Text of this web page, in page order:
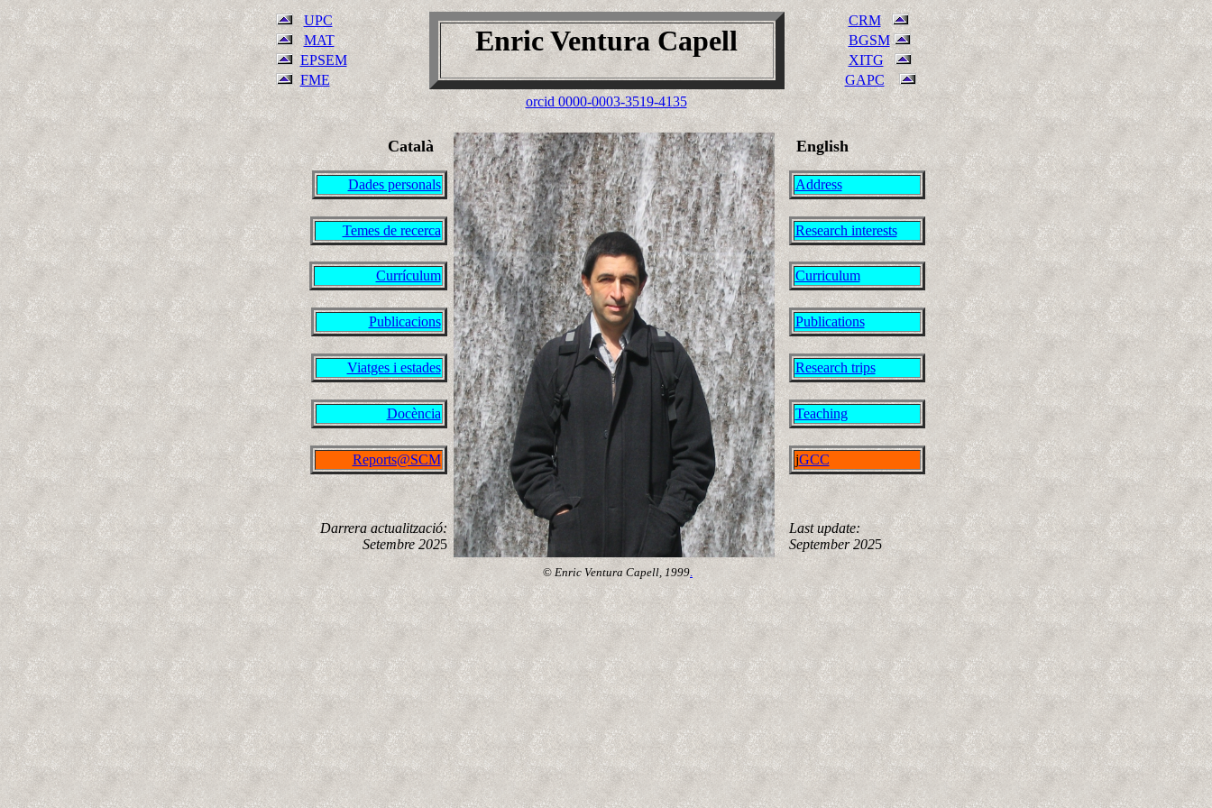
UPC
MAT
EPSEM
FME
Enric Ventura Capell
CRM
BGSM
XITG
GAPC
orcid 0000-0003-3519-4135
Català English
Dades personals Address
Temes de recerca Research interests
Currículum Curriculum
Publicacions Publications
Viatges i estades Research trips
Docència Teaching
Reports@SCM jGCC
Darrera actualització:
Setembre 2025
Last update:
September 2025
© Enric Ventura Capell, 1999.